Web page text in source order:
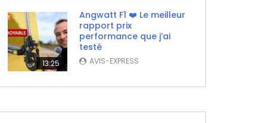
13:25
Angwatt F1 ❤️ Le meilleur
rapport prix
performance que j’ai
testé
AVIS-EXPRESS